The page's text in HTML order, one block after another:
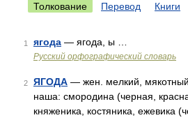
Толкование Перевод Книги
1 ягода — ягода, ы …
Русский орфографический словарь
2 ЯГОДА — жен. мелкий,
наша: смородина (черная,
княженика, костяника, ежевика